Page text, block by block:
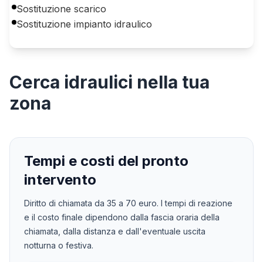
Sostituzione scarico
Sostituzione impianto idraulico
Cerca idraulici nella tua
zona
Tempi e costi del pronto
intervento
Diritto di chiamata da 35 a 70 euro. I tempi di reazione
e il costo finale dipendono dalla fascia oraria della
chiamata, dalla distanza e dall'eventuale uscita
notturna o festiva.